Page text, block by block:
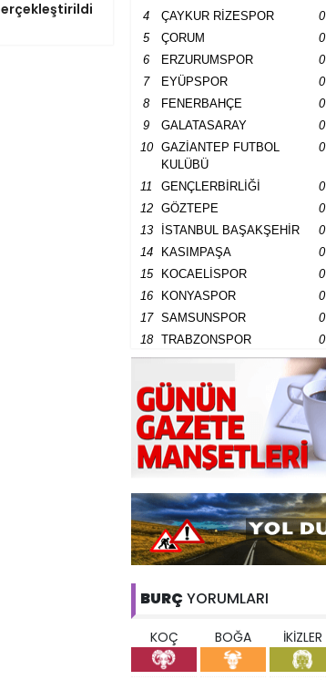
4 ÇAYKUR RİZESPOR 0
5
ÇORUM 0
6
ERZURUMSPOR 0
7
EYÜPSPOR 0
8
FENERBAHÇE 0
9
GALATASARAY 0
10
GAZİANTEP FUTBOL
KULÜBÜ
0
11 GENÇLERBİRLİĞİ 0
12
GÖZTEPE 0
13
İSTANBUL BAŞAKŞEHİR 0
14
KASIMPAŞA 0
15
KOCAELİSPOR 0
16
KONYASPOR 0
17
SAMSUNSPOR 0
18
TRABZONSPOR 0
BURÇ YORUMLARI
KOÇ BOĞA İKİZLER